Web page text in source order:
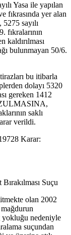
Yasa ile yapılan
fıkrasında yer alan
sayılı
fıkralarının
kaldırılması
bulunmayan 50/6.
bu itibarla
dolayı 5320
gereken 1412
saklı
verildi.
Karar:
Suçu
olan 2002
mağdurun
yokluğu nedeniyle
suçundan